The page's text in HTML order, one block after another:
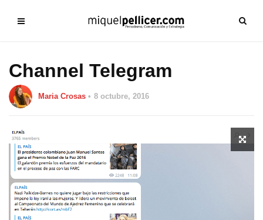
Channel Telegram
Maria Crosas 8 octubre, 2016